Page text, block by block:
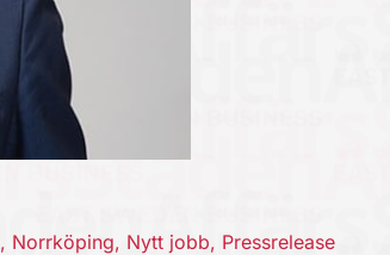
, Norrköping, Nytt jobb, Pressrelease